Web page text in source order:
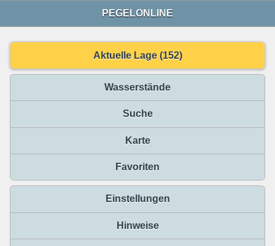
PEGELONLINE
Aktuelle Lage (152)
Wasserstände
Suche
Karte
Favoriten
Einstellungen
Hinweise